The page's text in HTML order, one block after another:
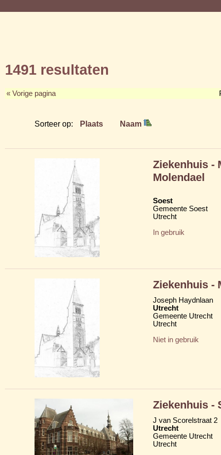
1491 resultaten
« Vorige pagina
Sorteer op: Plaats Naam
Ziekenhuis -
Molendael
Soest
Gemeente Soest
Utrecht
In gebruik
Ziekenhuis -
Joseph Haydnlaan
Utrecht
Gemeente Utrecht
Utrecht
Niet in gebruik
Ziekenhuis -
J van Scorelstraat 2
Utrecht
Gemeente Utrecht
Utrecht